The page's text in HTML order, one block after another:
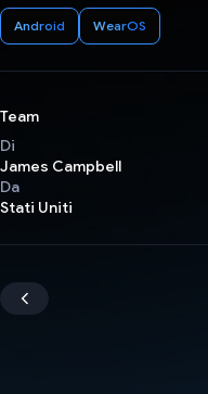
Android WearOS
Team
Di
James Campbell
Da
Stati Uniti